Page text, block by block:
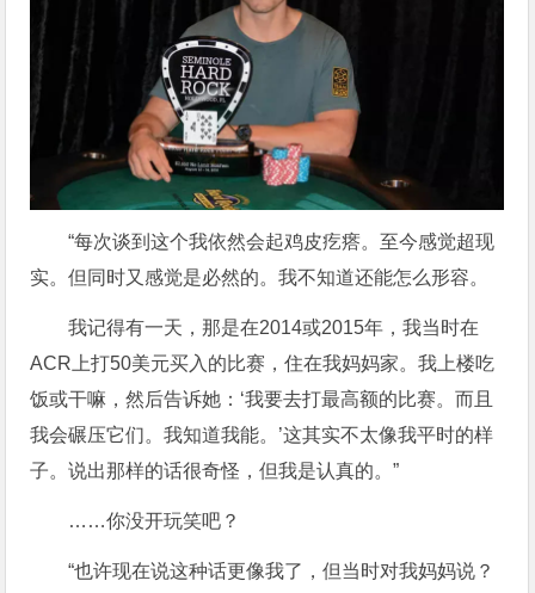
“每次谈到这个我依然会起鸡皮疙瘩。至今感觉超现
实。但同时又感觉是必然的。我不知道还能怎么形容。
我记得有一天，那是在2014或2015年，我当时在
ACR上打50美元买入的比赛，住在我妈妈家。我上楼吃
饭或干嘛，然后告诉她：‘我要去打最高额的比赛。而且
我会碾压它们。我知道我能。’这其实不太像我平时的样
子。说出那样的话很奇怪，但我是认真的。”
……你没开玩笑吧？
“也许现在说这种话更像我了，但当时对我妈妈说？